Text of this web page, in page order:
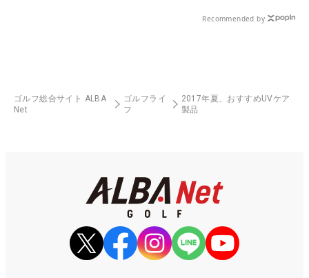
Recommended by
ゴルフ総合サイト ALBA
Net
ゴルフライ
フ
2017年夏、おすすめUVケア
製品